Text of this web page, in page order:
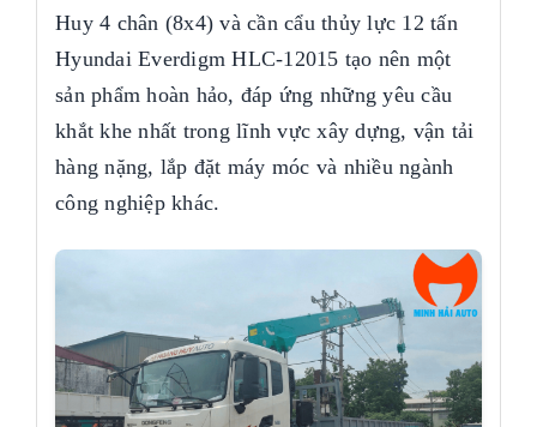
Huy 4 chân (8x4) và cần cẩu thủy lực 12 tấn
Hyundai Everdigm HLC-12015 tạo nên một
sản phẩm hoàn hảo, đáp ứng những yêu cầu
khắt khe nhất trong lĩnh vực xây dựng, vận tải
hàng nặng, lắp đặt máy móc và nhiều ngành
công nghiệp khác.